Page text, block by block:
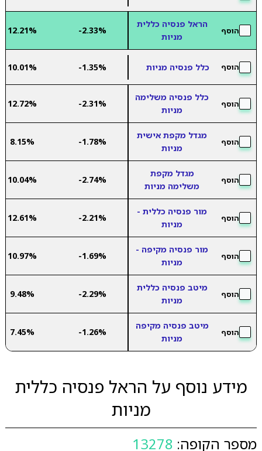
הוסף
הראל פנסיה כללית
מניות
-2.33%
12.21%
הוסף כלל פנסיה מניות -1.35%
10.01%
הוסף
כלל פנסיה משלימה
מניות
-2.31%
12.72%
הוסף
מגדל מקפת אישית
מניות
-1.78%
8.15%
הוסף
מגדל מקפת
משלימה מניות
-2.74%
10.04%
הוסף
מור פנסיה כללית -
מניות
-2.21%
12.61%
הוסף
מור פנסיה מקיפה -
מניות
-1.69%
10.97%
הוסף
מיטב פנסיה כללית
מניות
-2.29%
9.48%
הוסף
מיטב פנסיה מקיפה
מניות
-1.26%
7.45%
מידע נוסף על הראל פנסיה כללית
מניות
מספר הקופה: 13278